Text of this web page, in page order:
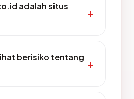
adalah situs
berisiko tentang